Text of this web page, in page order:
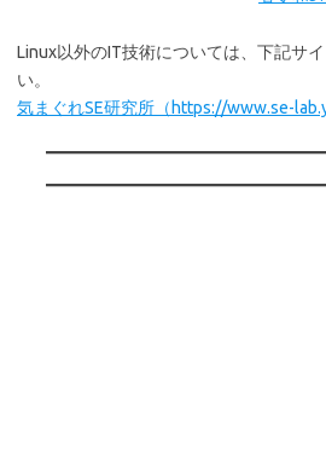
Linux以外のIT技術については、下記サ
い。
気まぐれSE研究所（https://www.se-